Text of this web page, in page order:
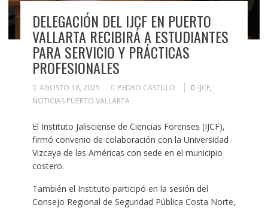
DELEGACIÓN DEL IJCF EN PUERTO
VALLARTA RECIBIRÁ A ESTUDIANTES
PARA SERVICIO Y PRÁCTICAS
PROFESIONALES
AGOSTO 18, 2025 PEDRO CASTILLO IJCF,
NOTICIAS PUERTO VALLARTA
El Instituto Jalisciense de Ciencias Forenses (IJCF),
firmó convenio de colaboración con la Universidad
Vizcaya de las Américas con sede en el municipio
costero.
También el Instituto participó en la sesión del
Consejo Regional de Seguridad Pública Costa Norte,